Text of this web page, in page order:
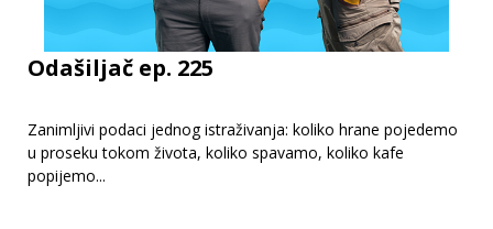
Odašiljač ep. 225
Zanimljivi podaci jednog istraživanja: koliko hrane pojedemo
u proseku tokom života, koliko spavamo, koliko kafe
popijemo...